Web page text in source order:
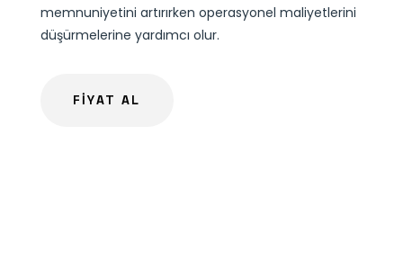
memnuniyetini artırırken operasyonel maliyetlerini
düşürmelerine yardımcı olur.
FİYAT AL